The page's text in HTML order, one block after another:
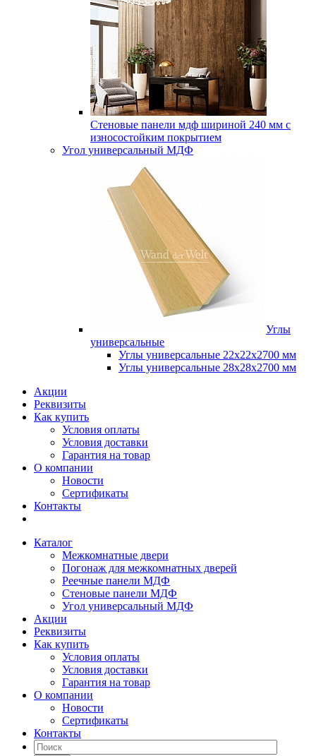
Стеновые панели мдф шириной 240 мм с
износостойким покрытием
Угол универсальный МДФ
Углы
универсальные
Углы универсальные 22х22х2700 мм
Углы универсальные 28х28х2700 мм
Акции
Реквизиты
Как купить
Условия оплаты
Условия доставки
Гарантия на товар
О компании
Новости
Сертификаты
Контакты
Каталог
Межкомнатные двери
Погонаж для межкомнатных дверей
Реечные панели МДФ
Стеновые панели МДФ
Угол универсальный МДФ
Акции
Реквизиты
Как купить
Условия оплаты
Условия доставки
Гарантия на товар
О компании
Новости
Сертификаты
Контакты